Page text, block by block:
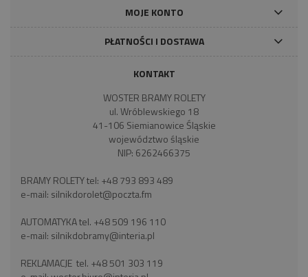
MOJE KONTO
PŁATNOŚCI I DOSTAWA
KONTAKT
WOSTER BRAMY ROLETY
ul. Wróblewskiego 18
41-106 Siemianowice Śląskie
województwo śląskie
NIP: 6262466375
BRAMY ROLETY tel: +48 793 893 489
e-mail: silnikdorolet@poczta.fm
AUTOMATYKA tel. +48 509 196 110
e-mail: silnikdobramy@interia.pl
REKLAMACJE tel. +48 501 303 119